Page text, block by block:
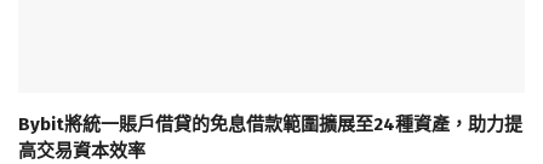
Bybit將統一賬戶借貸的免息借款範圍擴展至24種資產，助力提
高交易資本效率